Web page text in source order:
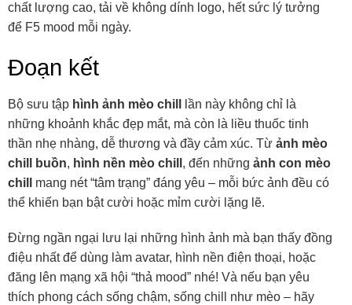
chất lượng cao, tải về không dính logo, hết sức lý tưởng
để F5 mood mỗi ngày.
Đoạn kết
Bộ sưu tập hình ảnh mèo chill
lần này không chỉ là
những khoảnh khắc đẹp mắt, mà còn là liều thuốc tinh
thần nhẹ nhàng, dễ thương và đầy cảm xúc. Từ ảnh mèo
chill buồn, hình nền mèo chill , đến những ảnh con mèo
chill
mang nét “tâm trạng” đáng yêu – mỗi bức ảnh đều có
thể khiến bạn bật cười hoặc mỉm cười lặng lẽ.
Đừng ngần ngại lưu lại những hình ảnh mà bạn thấy đồng
điệu nhất để dùng làm avatar, hình nền điện thoại, hoặc
đăng lên mạng xã hội “thả mood” nhé! Và nếu bạn yêu
thích phong cách sống chậm, sống chill như mèo – hãy